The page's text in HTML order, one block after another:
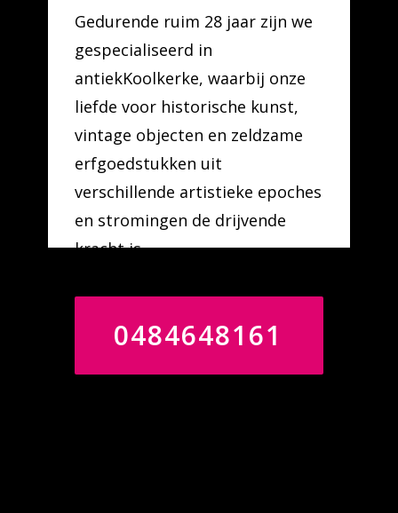
Gedurende ruim 28 jaar zijn we
gespecialiseerd in
antiekKoolkerke, waarbij onze
liefde voor historische kunst,
vintage objecten en zeldzame
erfgoedstukken uit
verschillende artistieke epoches
en stromingen de drijvende
kracht is.
0484648161